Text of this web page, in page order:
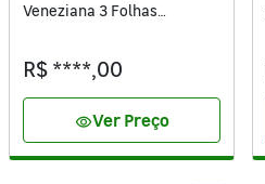
Veneziana 3 Folhas
R$ ****,00
visibilityVer Preço